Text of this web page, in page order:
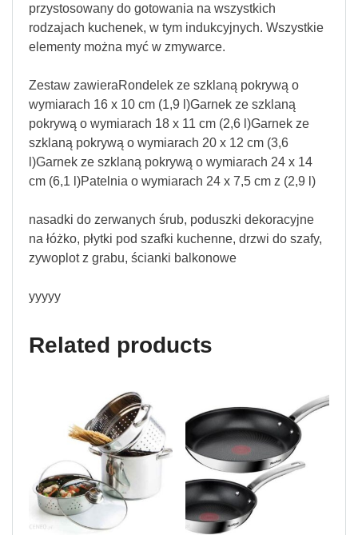
przystosowany do gotowania na wszystkich
rodzajach kuchenek, w tym indukcyjnych. Wszystkie
elementy można myć w zmywarce.
Zestaw zawieraRondelek ze szklaną pokrywą o
wymiarach 16 x 10 cm (1,9 l)Garnek ze szklaną
pokrywą o wymiarach 18 x 11 cm (2,6 l)Garnek ze
szklaną pokrywą o wymiarach 20 x 12 cm (3,6
l)Garnek ze szklaną pokrywą o wymiarach 24 x 14
cm (6,1 l)Patelnia o wymiarach 24 x 7,5 cm z (2,9 l)
nasadki do zerwanych śrub, poduszki dekoracyjne
na łóżko, płytki pod szafki kuchenne, drzwi do szafy,
zywoplot z grabu, ścianki balkonowe
yyyyy
Related products